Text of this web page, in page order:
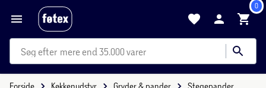
0
mere end 35.000 varer
Forside Køkkenudstyr Gryder & pander Stegepander